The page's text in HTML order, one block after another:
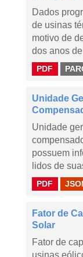
Dados
de usinas
motivo de
dos anos
PDF
Unidade
Unidade
possuem
lidos de
PDF
Fator de
Solar
Fator de